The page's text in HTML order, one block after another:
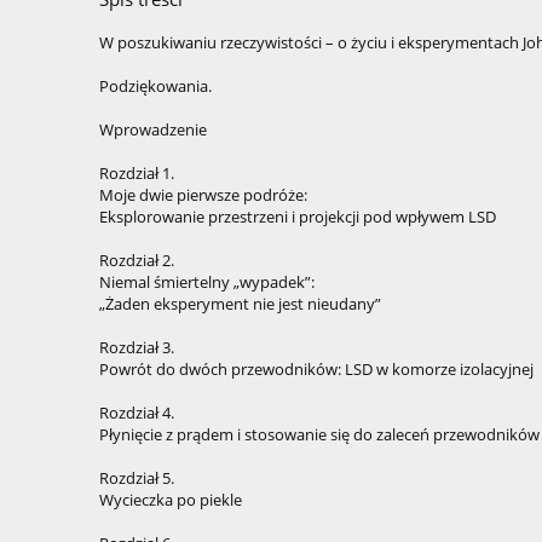
W poszukiwaniu rzeczywistości – o życiu i eksperymentach
Podziękowania.
Wprowadzenie
Rozdział 1.
Moje dwie pierwsze podróże:
Eksplorowanie przestrzeni i projekcji pod wpływem LSD
Rozdział 2.
Niemal śmiertelny „wypadek”:
„Żaden eksperyment nie jest nieudany”
Rozdział 3.
Powrót do dwóch przewodników: LSD w komorze izolacyjnej
Rozdział 4.
Płynięcie z prądem i stosowanie się do zaleceń przewodników
Rozdział 5.
Wycieczka po piekle